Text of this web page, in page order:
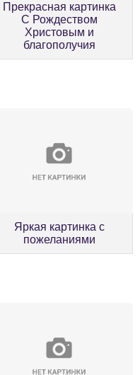
Прекрасная картинка
С Рождеством
Христовым и
благополучия
Яркая картинка с
пожеланиями